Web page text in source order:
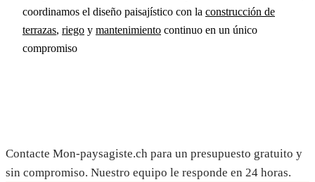
coordinamos el diseño paisajístico con la construcción de
terrazas, riego y mantenimiento continuo en un único
compromiso
Contacte Mon-paysagiste.ch para un presupuesto gratuito y
sin compromiso. Nuestro equipo le responde en 24 horas.